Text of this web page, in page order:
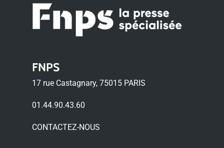
FNPS
17 rue Castagnary, 75015 PARIS
01.44.90.43.60
CONTACTEZ-NOUS